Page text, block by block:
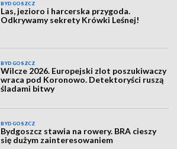
BYDGOSZCZ
Las, jezioro i harcerska przygoda.
Odkrywamy sekrety Krówki Leśnej!
BYDGOSZCZ
Wilcze 2026. Europejski zlot poszukiwaczy
wraca pod Koronowo. Detektoryści ruszą
śladami bitwy
BYDGOSZCZ
Bydgoszcz stawia na rowery. BRA cieszy
się dużym zainteresowaniem